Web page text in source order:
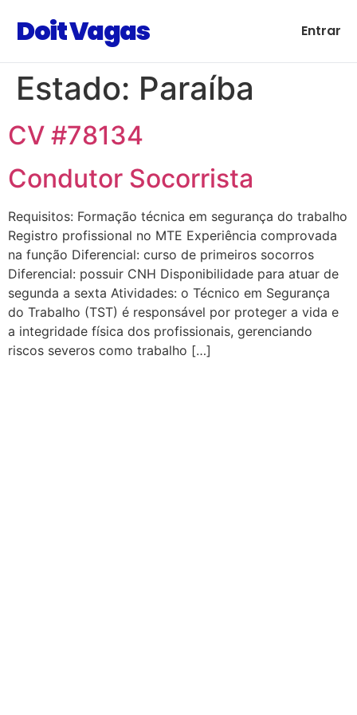
Doit Vagas Entrar
Estado: Paraíba
CV #78134
Condutor Socorrista
Requisitos: Formação técnica em segurança do trabalho
Registro profissional no MTE Experiência comprovada
na função Diferencial: curso de primeiros socorros
Diferencial: possuir CNH Disponibilidade para atuar de
segunda a sexta Atividades: o Técnico em Segurança
do Trabalho (TST) é responsável por proteger a vida e
a integridade física dos profissionais, gerenciando
riscos severos como trabalho […]